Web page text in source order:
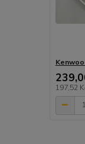
197,52